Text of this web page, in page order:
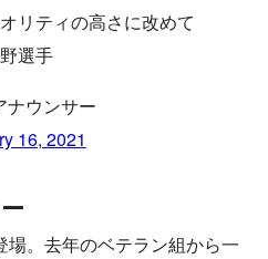
リティの高さに改めて
選手
ウンサー
16, 2021
場。去年のベテラン組から一